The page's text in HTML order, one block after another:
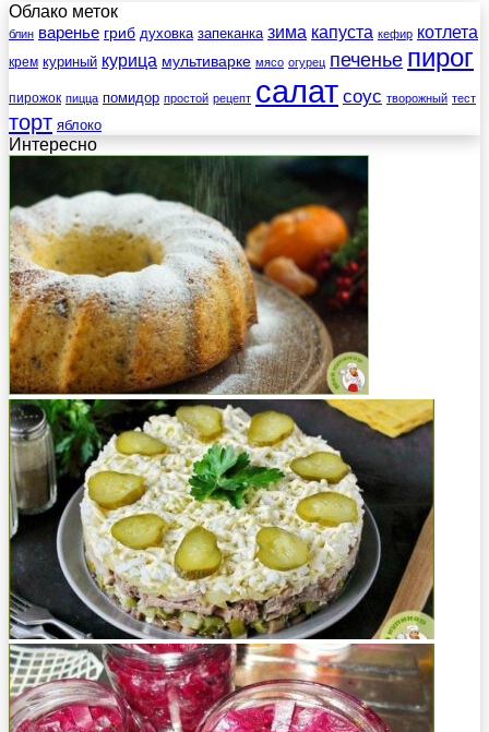
Облако меток
блин варенье гриб духовка запеканка зима капуста кефир котлета
крем куриный курица мультиварке мясо огурец печенье пирог
пирожок пицца помидор простой рецепт салат соус творожный тест
торт яблоко
Интересно